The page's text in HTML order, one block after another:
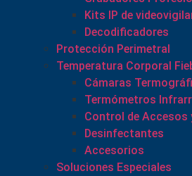
Kits IP de
Decodificadores
Protección Perimetral
Temperatura Corporal
Cámaras
Termómetros
Control de Accesos
Desinfectantes
Accesorios
Soluciones Especiales